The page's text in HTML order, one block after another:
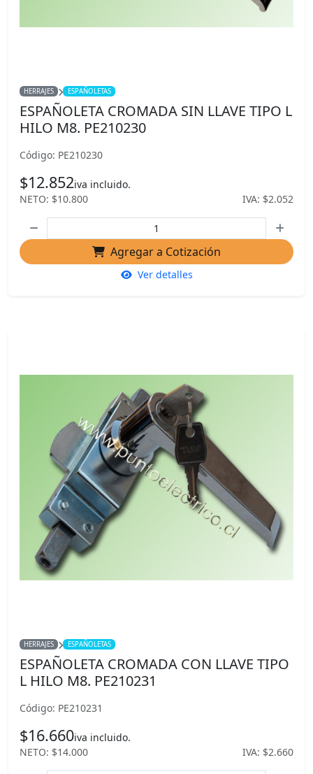
HERRAJES ESPAÑOLETAS
ESPAÑOLETA CROMADA SIN LLAVE TIPO L
HILO M8. PE210230
Código: PE210230
$12.852iva incluido.
NETO: $10.800
IVA: $2.052
Agregar a Cotización
Ver detalles
HERRAJES ESPAÑOLETAS
ESPAÑOLETA CROMADA CON LLAVE TIPO
L HILO M8. PE210231
Código: PE210231
$16.660iva incluido.
NETO: $14.000
IVA: $2.660